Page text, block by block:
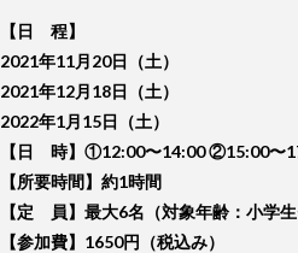
【日 程】
2021年11月20日（土）
2021年12月18日（土）
2022年1月15日（土）
【日 時】①12:00〜14:00 ②15:00〜
【所要時間】約1時間
【定 員】最大6名（対象年齢：小学生
【参加費】1650円（税込み）